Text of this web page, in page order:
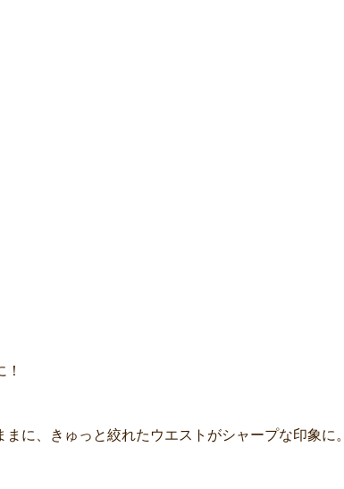
に、きゅっと絞れたウエストがシャープな印象に。